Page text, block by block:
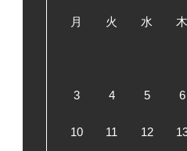
月 火 水 木
3 4 5 6
10 11 12